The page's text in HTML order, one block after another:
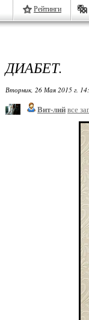
Рейтинги
ДИАБЕТ.
Вторник, 26 Мая 2015 г.
Вит-лий все